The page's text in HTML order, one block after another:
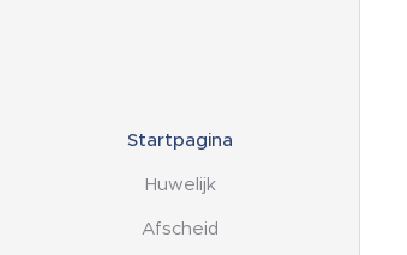
Startpagina
Huwelijk
Afscheid